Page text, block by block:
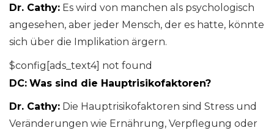
Dr. Cathy: Es wird von manchen als psychologisch
angesehen, aber jeder Mensch, der es hatte, könnte
sich über die Implikation ärgern.
$config[ads_text4] not found
DC: Was sind die Hauptrisikofaktoren?
Dr. Cathy: Die Hauptrisikofaktoren sind Stress und
Veränderungen wie Ernährung, Verpflegung oder